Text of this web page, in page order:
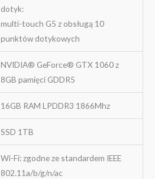
dotyk:
multi-touch G5 z obsługą 10
punktów dotykowych
NVIDIA® GeForce® GTX 1060 z
8GB pamięci GDDR5
16GB RAM LPDDR3 1866Mhz
SSD 1TB
Wi-Fi: zgodne ze standardem IEEE
802.11a/b/g/n/ac